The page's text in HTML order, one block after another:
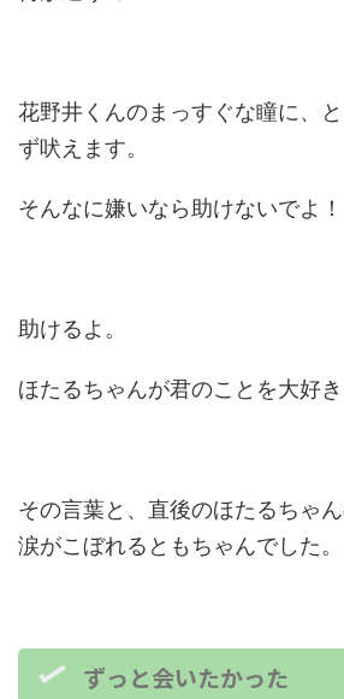
花野井くんのまっすぐな瞳に、
ず吠えます。
そんなに嫌いなら助けないでよ！
助けるよ。
ほたるちゃんが君のことを大好き
その言葉と、直後のほたるちゃ
涙がこぼれるともちゃんでした。
ずっと会いたかった